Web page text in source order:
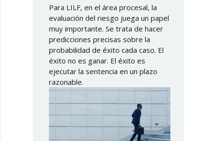
Para LILF, en el área procesal, la
evaluación del riesgo juega un papel
muy importante. Se trata de hacer
predicciones precisas sobre la
probabilidad de éxito cada caso. El
éxito no es ganar. El éxito es
ejecutar la sentencia en un plazo
razonable.